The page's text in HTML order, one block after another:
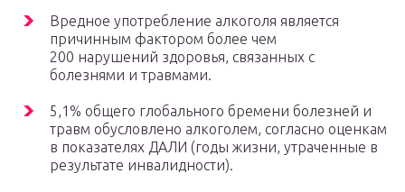
Вредное употребление алкоголя является
причинным фактором более чем
200 нарушений здоровья, связанных с
болезнями и травмами.
5,1% общего глобального бремени болезней и
травм обусловлено алкоголем, согласно оценкам
в показателях ДАЛИ (годы жизни, утраченные в
результате инвалидности).